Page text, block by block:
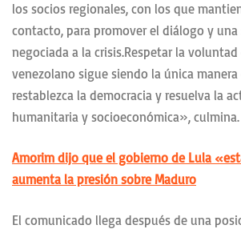
los socios regionales, con los que
contacto, para promover el diálogo y
negociada a la crisis.Respetar la
venezolano sigue siendo la única manera
restablezca la democracia y resuelva la
humanitaria y socioeconómica», culmina.
Amorim dijo que el gobierno de Lula
aumenta la presión sobre Maduro
El comunicado llega después de una